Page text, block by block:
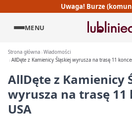
Uwaga! Burze
MENU
Strona główna Wiadomości
AllDęte z Kamienicy Śląskiej wyrusza na trasę 11
AllDęte z Kamienicy
wyrusza na trasę
USA